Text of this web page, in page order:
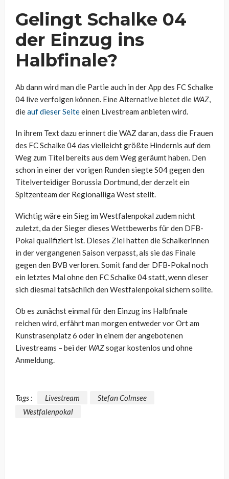
Gelingt Schalke 04
der Einzug ins
Halbfinale?
Ab dann wird man die Partie auch in der App des FC Schalke
04 live verfolgen können. Eine Alternative bietet die WAZ,
dieauf dieser Seiteeinen Livestream anbieten wird.
In ihrem Text dazu erinnert die WAZ daran, dass die Frauen
des FC Schalke 04 das vielleicht größte Hindernis auf dem
Weg zum Titel bereits aus dem Weg geräumt haben. Den
schon in einer der vorigen Runden siegte S04 gegen den
Titelverteidiger Borussia Dortmund, der derzeit ein
Spitzenteam der Regionalliga West stellt.
Wichtig wäre ein Sieg im Westfalenpokal zudem nicht
zuletzt, da der Sieger dieses Wettbewerbs für den DFB-
Pokal qualifiziert ist. Dieses Ziel hatten die Schalkerinnen
in der vergangenen Saison verpasst, als sie das Finale
gegen den BVB verloren. Somit fand der DFB-Pokal noch
ein letztes Mal ohne den FC Schalke 04 statt, wenn dieser
sich diesmal tatsächlich den Westfalenpokal sichern sollte.
Ob es zunächst einmal für den Einzug ins Halbfinale
reichen wird, erfährt man morgen entweder vor Ort am
Kunstrasenplatz 6 oder in einem der angebotenen
Livestreams – bei der WAZsogar kostenlos und ohne
Anmeldung.
Tags : Livestream
Stefan Colmsee
Westfalenpokal